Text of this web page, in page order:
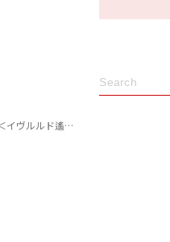
遙華さん監修＞